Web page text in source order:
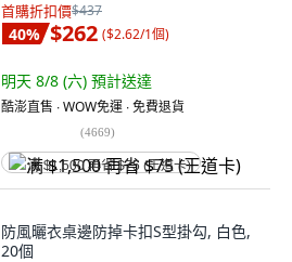
首購折扣價$437
40% $262 ($2.62/1個)
明天 8/8 (六) 預計送達
酷澎直售 ∙ WOW免運 ∙ 免費退貨
(4669)
满 $1,500 再省 $75 (王道卡)
防風曬衣桌邊防掉卡扣S型掛勾, 白色,
20個